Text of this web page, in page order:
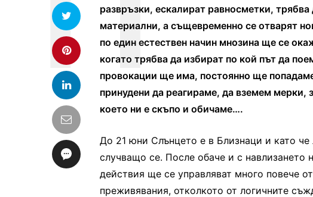
развръзки, ескалират равносметки,
материални, а същевременно се отварят
по един естествен начин мнозина ще се
когато трябва да избират по кой път да
провокации ще има, постоянно ще
принудени да реагираме, да вземем мерки,
което ни е скъпо и обичаме….
До 21 юни Слънцето е в Близнаци и като
случващо се. После обаче и с навлизането
действия ще се управляват много повече
преживявания, отколкото от логичните